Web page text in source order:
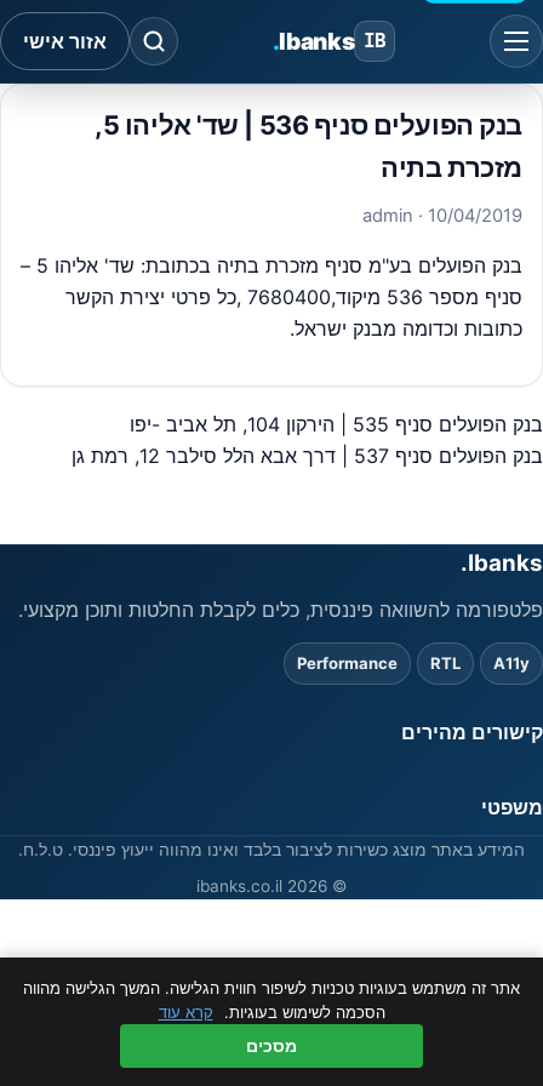
IB
Ibanks
. אזור אישי
בנק הפועלים סניף 536 | שד' אליהו 5,
מזכרת בתיה
10/04/2019
· admin
בנק הפועלים בע"מ סניף מזכרת בתיה בכתובת: שד' אליהו 5 –
סניף מספר 536 מיקוד,7680400 ,כל פרטי יצירת הקשר
כתובות וכדומה מבנק ישראל.
ניווט
בנק הפועלים סניף 535 | הירקון 104, תל אביב -יפו
בנק הפועלים סניף 537 | דרך אבא הלל סילבר 12, רמת גן
Ibanks.
פלטפורמה להשוואה פיננסית, כלים לקבלת החלטות ותוכן מקצועי.
A11y
RTL
Performance
קישורים מהירים
משפטי
המידע באתר מוצג כשירות לציבור בלבד ואינו מהווה ייעוץ פיננסי. ט.ל.ח.
© 2026 ibanks.co.il
אתר זה משתמש בעוגיות טכניות לשיפור חווית הגלישה. המשך הגלישה מהווה
הסכמה לשימוש בעוגיות.
קרא עוד
מסכים